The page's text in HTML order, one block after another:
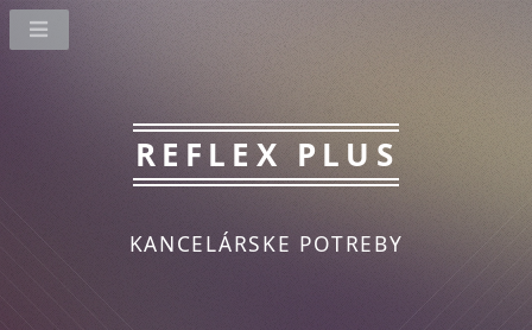
REFLEX PLUS
KANCELÁRSKE POTREBY